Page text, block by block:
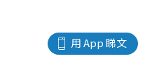
用 App 睇文